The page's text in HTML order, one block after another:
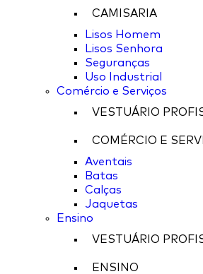
CAMISARIA
Lisos Homem
Lisos Senhora
Seguranças
Uso Industrial
Comércio e Serviços
VESTUÁRIO
COMÉRCIO E
Aventais
Batas
Calças
Jaquetas
Ensino
VESTUÁRIO
ENSINO